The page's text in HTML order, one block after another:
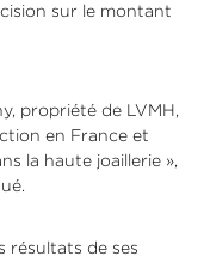
sur le montant
propriété de LVMH,
en France et
la haute joaillerie »,
résultats de ses